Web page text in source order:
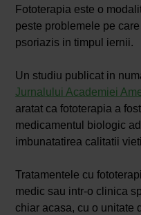
Fototerapia este o
peste problemele pe
psoriazis in timpul iernii.
Un studiu publicat in
Jurnalului Academiei
aratat ca fototerapia a
medicamentul biologic
imbunatatirea calitatii
Tratamentele cu
medic sau intr-o clinica
chiar acasa, cu o unitate